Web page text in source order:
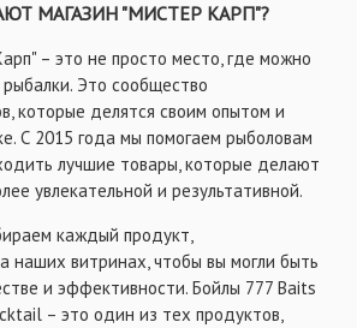
МАГАЗИН "МИСТЕР КАРП"?
– это не просто место, где можно
Это сообщество
которые делятся своим опытом и
С 2015 года мы помогаем рыболовам
лучшие товары, которые делают
увлекательной и результативной.
каждый продукт,
наших витринах, чтобы вы могли быть
и эффективности. Бойлы 777 Baits
– это один из тех продуктов,